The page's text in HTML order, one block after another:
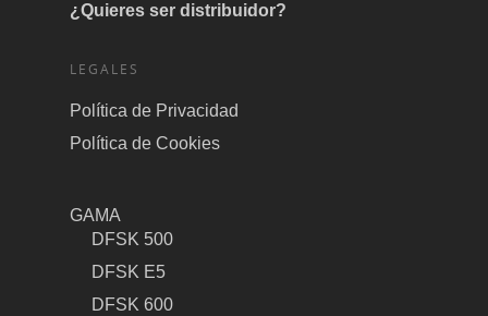
¿Quieres ser distribuidor?
LEGALES
Política de Privacidad
Política de Cookies
GAMA
DFSK 500
DFSK E5
DFSK 600